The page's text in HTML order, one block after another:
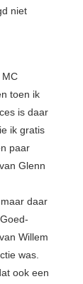
niet
MC
toen ik
is daar
ik gratis
paar
Glenn
daar
van Willem
was.
ook een